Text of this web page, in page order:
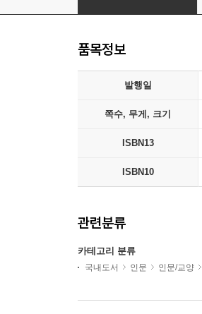
품목정보
발행일
쪽수, 무게, 크기
ISBN13
ISBN10
관련분류
카테고리 분류
국내도서 인문 인문/교양